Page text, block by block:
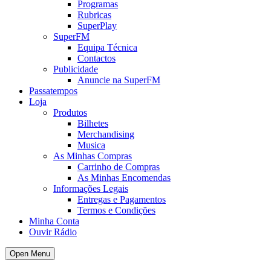
Programas
Rubricas
SuperPlay
SuperFM
Equipa Técnica
Contactos
Publicidade
Anuncie na SuperFM
Passatempos
Loja
Produtos
Bilhetes
Merchandising
Musica
As Minhas Compras
Carrinho de Compras
As Minhas Encomendas
Informações Legais
Entregas e Pagamentos
Termos e Condições
Minha Conta
Ouvir Rádio
Open Menu